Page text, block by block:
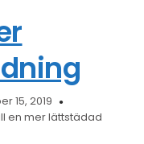
15, 2019
en mer lättstädad